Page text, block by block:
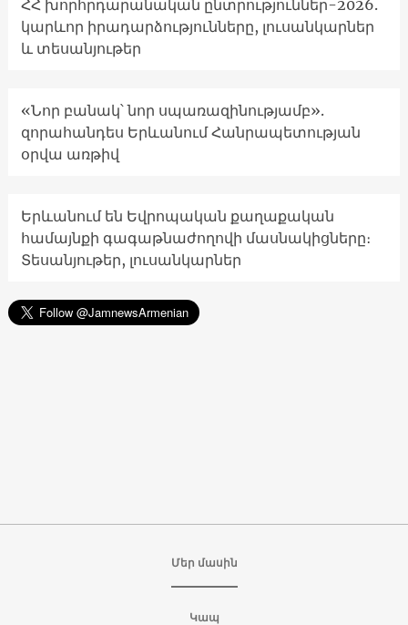
ՀՀ խորհրդարանական ընտրություններ-2026.
կարևոր իրադարձությունները, լուսանկարներ
և տեսանյութեր
«Նոր բանակ՝ նոր սպառազինությամբ».
զորահանդես Երևանում Հանրապետության
օրվա առթիվ
Երևանում են Եվրոպական քաղաքական
համայնքի գագաթնաժողովի մասնակիցները։
Տեսանյութեր, լուսանկարներ
Մեր մասին
Կապ